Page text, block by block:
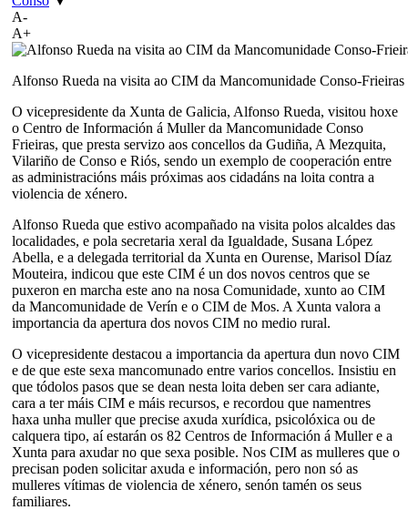
A-
A+
Alfonso Rueda na visita ao CIM da Mancomunidade Conso-Frieiras
O vicepresidente da Xunta de Galicia, Alfonso Rueda, visitou hoxe
o Centro de Información á Muller da Mancomunidade Conso
Frieiras, que presta servizo aos concellos da Gudiña, A Mezquita,
Vilariño de Conso e Riós, sendo un exemplo de cooperación entre
as administracións máis próximas aos cidadáns na loita contra a
violencia de xénero.
Alfonso Rueda que estivo acompañado na visita polos alcaldes das
localidades, e pola secretaria xeral da Igualdade, Susana López
Abella, e a delegada territorial da Xunta en Ourense, Marisol Díaz
Mouteira, indicou que este CIM é un dos novos centros que se
puxeron en marcha este ano na nosa Comunidade, xunto ao CIM
da Mancomunidade de Verín e o CIM de Mos. A Xunta valora a
importancia da apertura dos novos CIM no medio rural.
O vicepresidente destacou a importancia da apertura dun novo CIM
e de que este sexa mancomunado entre varios concellos. Insistiu en
que tódolos pasos que se dean nesta loita deben ser cara adiante,
cara a ter máis CIM e máis recursos, e recordou que namentres
haxa unha muller que precise axuda xurídica, psicolóxica ou de
calquera tipo, aí estarán os 82 Centros de Información á Muller e a
Xunta para axudar no que sexa posible. Nos CIM as mulleres que o
precisan poden solicitar axuda e información, pero non só as
mulleres vítimas de violencia de xénero, senón tamén os seus
familiares.